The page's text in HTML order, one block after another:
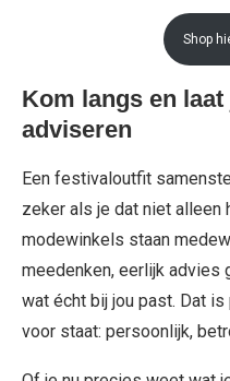
Shop
Kom langs en
adviseren
Een festivaloutfit
zeker als je dat niet alleen
modewinkels staan
meedenken, eerlijk advies
wat écht bij jou past. Dat
voor staat: persoonlijk,